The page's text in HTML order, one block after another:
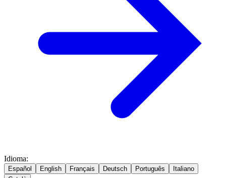
Idioma:
Español English Français Deutsch Português
Italiano